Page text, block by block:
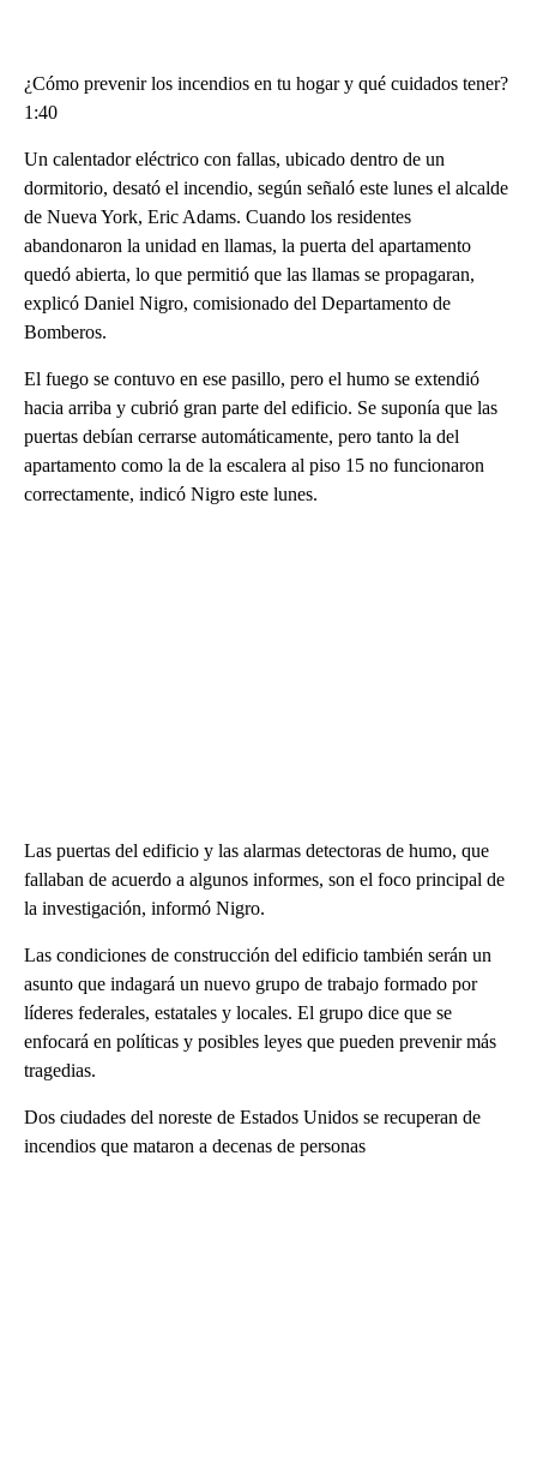
¿Cómo prevenir los incendios en tu hogar y qué cuidados tener?
1:40
Un calentador eléctrico con fallas, ubicado dentro de un
dormitorio, desató el incendio, según señaló este lunes el alcalde
de Nueva York, Eric Adams. Cuando los residentes
abandonaron la unidad en llamas, la puerta del apartamento
quedó abierta, lo que permitió que las llamas se propagaran,
explicó Daniel Nigro, comisionado del Departamento de
Bomberos.
El fuego se contuvo en ese pasillo, pero el humo se extendió
hacia arriba y cubrió gran parte del edificio. Se suponía que las
puertas debían cerrarse automáticamente, pero tanto la del
apartamento como la de la escalera al piso 15 no funcionaron
correctamente, indicó Nigro este lunes.
Las puertas del edificio y las alarmas detectoras de humo, que
fallaban de acuerdo a algunos informes, son el foco principal de
la investigación, informó Nigro.
Las condiciones de construcción del edificio también serán un
asunto que indagará un nuevo grupo de trabajo formado por
líderes federales, estatales y locales. El grupo dice que se
enfocará en políticas y posibles leyes que pueden prevenir más
tragedias.
Dos ciudades del noreste de Estados Unidos se recuperan de
incendios que mataron a decenas de personas